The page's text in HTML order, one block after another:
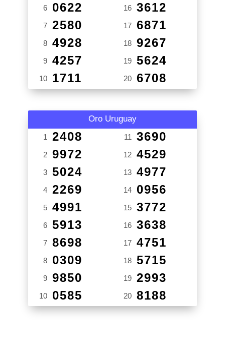
6 0622
7 2580
8 4928
9 4257
10 1711
16 3612
17 6871
18 9267
19 5624
20 6708
Oro Uruguay
1 2408
2 9972
3 5024
4 2269
5 4991
6 5913
7 8698
8 0309
9 9850
10 0585
11 3690
12 4529
13 4977
14 0956
15 3772
16 3638
17 4751
18 5715
19 2993
20 8188